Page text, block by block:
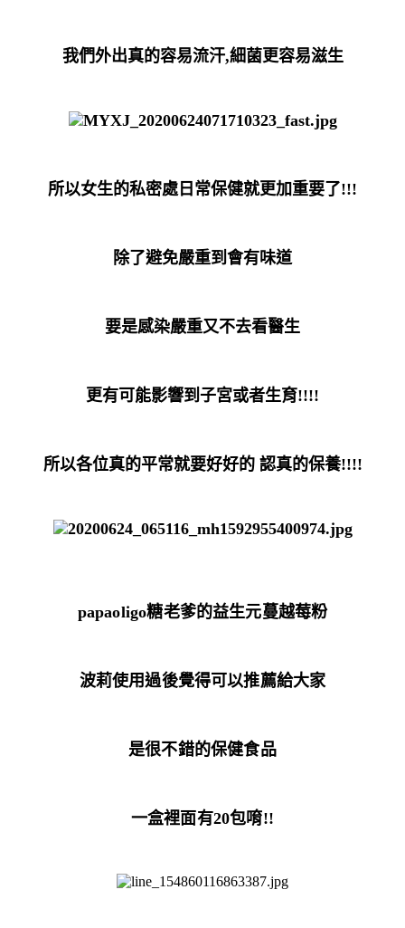
我們外出真的容易流汗,細菌更容易滋生
所以女生的私密處日常保健就更加重要了!!!
除了避免嚴重到會有味道
要是感染嚴重又不去看醫生
更有可能影響到子宮或者生育!!!!
所以各位真的平常就要好好的 認真的保養!!!!
papaoligo糖老爹的益生元蔓越莓粉
波莉使用過後覺得可以推薦給大家
是很不錯的保健食品
一盒裡面有20包唷!!